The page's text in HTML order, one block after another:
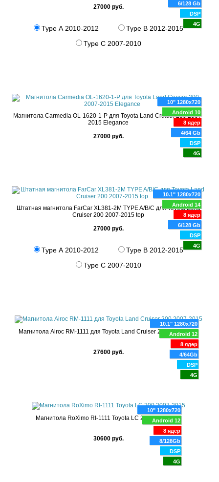
6/128 Gb
DSP
4G
27000 руб.
Type A 2010-2012
Type B 2012-2015
Type C 2007-2010
10" 1280x720
Android 10
8 ядер
4/64 Gb
DSP
4G
Магнитола Carmedia OL-1620-1-P для Toyota Land Cruiser 200 2007-
2015 Elegance
27000 руб.
10.1" 1280x720
Android 14
8 ядер
6/128 Gb
DSP
4G
Штатная магнитола FarCar XL381-2M TYPE A/B/C для Toyota Land
Cruiser 200 2007-2015 top
27000 руб.
Type A 2010-2012
Type B 2012-2015
Type C 2007-2010
10.1" 1280x720
Android 12
8 ядер
4/64Gb
DSP
4G
Магнитола Airoc RМ-1111 для Toyota Land Cruiser 200 2007-2015
27600 руб.
10" 1280x720
Android 12
8 ядер
8/128Gb
DSP
4G
Магнитола RoXimo RI-1111 Toyota LC 200 2007-2015
30600 руб.